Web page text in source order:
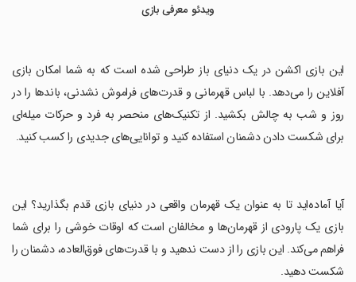
ویدئو معرفی بازی
‏این بازی اکشن در یک دنیای باز طراحی شده است که به شما امکان بازی
آفلاین را می‌دهد. با لباس قهرمانی و قدرت‌های فراموش نشدنی، باندها را در
روز و شب به چالش بکشید. از تکنیک‌های منحصر به فرد و حرکات میله‌ای
برای شکست دادن دشمنان استفاده کنید و توانایی‌های جدیدی را کسب کنید.
‏آیا آماده‌اید تا به عنوان یک قهرمان واقعی در دنیای بازی قدم بگذارید؟ این
بازی یک پارودی از قهرمان‌ها و مخالفان است که اوقات خوشی را برای شما
فراهم می‌کند. این بازی را از دست ندهید و با قدرت‌های فوق‌العاده، دشمنان را
شکست دهید.